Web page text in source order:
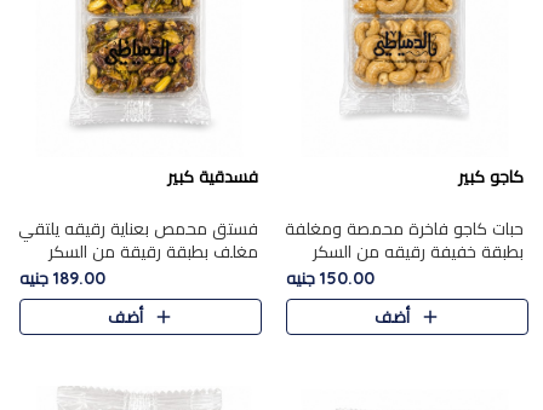
كاجو كبير
حبات كاجو فاخرة محمصة ومغلفة
بطبقة خفيفة رقيقه من السكر
المكرمل، تجمع بين توازن النعومة
زبدية غنية فاخرة والقرمشة
المرضية في حلوى شرقية بطاب..
150.00 جنيه
أضف
فسدقية كبير
فستق محمص بعناية رقيقه يلتقي
مغلف بطبقة رقيقة من السكر
المكرمل، ليقدم مذاقًا فاخرًا حلوي
شرقية فاخرة ونكهة غنية ناتي تميز
كل قطعة و قوام هش
189.00 جنيه
أضف